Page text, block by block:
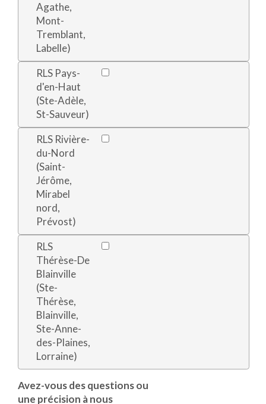
Agathe,
Mont-
Tremblant,
Labelle)
RLS Pays-
d'en-Haut
(Ste-Adèle,
St-Sauveur)
RLS Rivière-
du-Nord
(Saint-
Jérôme,
Mirabel
nord,
Prévost)
RLS
Thérèse-De
Blainville
(Ste-
Thérèse,
Blainville,
Ste-Anne-
des-Plaines,
Lorraine)
Avez-vous des questions ou
une précision à nous